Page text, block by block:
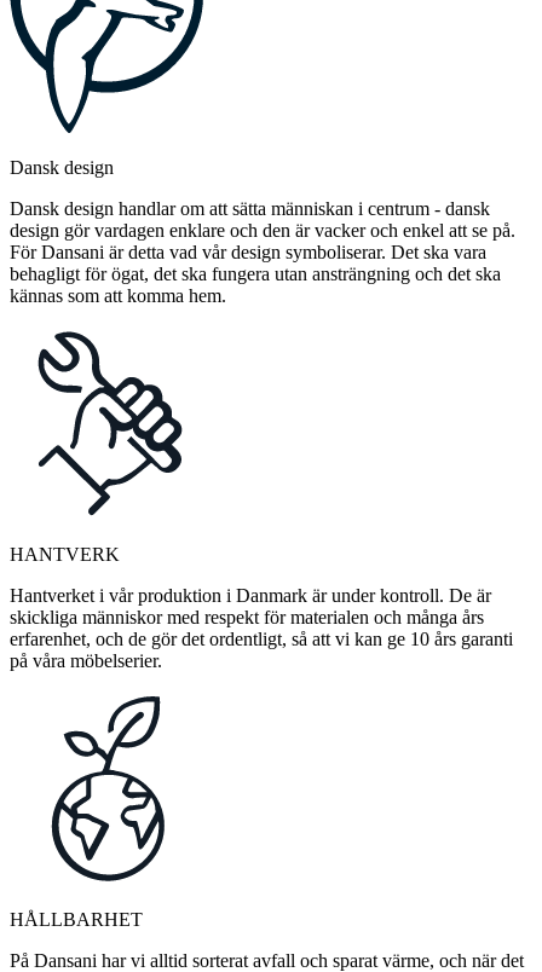
Dansk design
Dansk design handlar om att sätta människan i centrum - dansk
design gör vardagen enklare och den är vacker och enkel att se på.
För Dansani är detta vad vår design symboliserar. Det ska vara
behagligt för ögat, det ska fungera utan ansträngning och det ska
kännas som att komma hem.
HANTVERK
Hantverket i vår produktion i Danmark är under kontroll. De är
skickliga människor med respekt för materialen och många års
erfarenhet, och de gör det ordentligt, så att vi kan ge 10 års garanti
på våra möbelserier.
HÅLLBARHET
På Dansani har vi alltid sorterat avfall och sparat värme, och när det